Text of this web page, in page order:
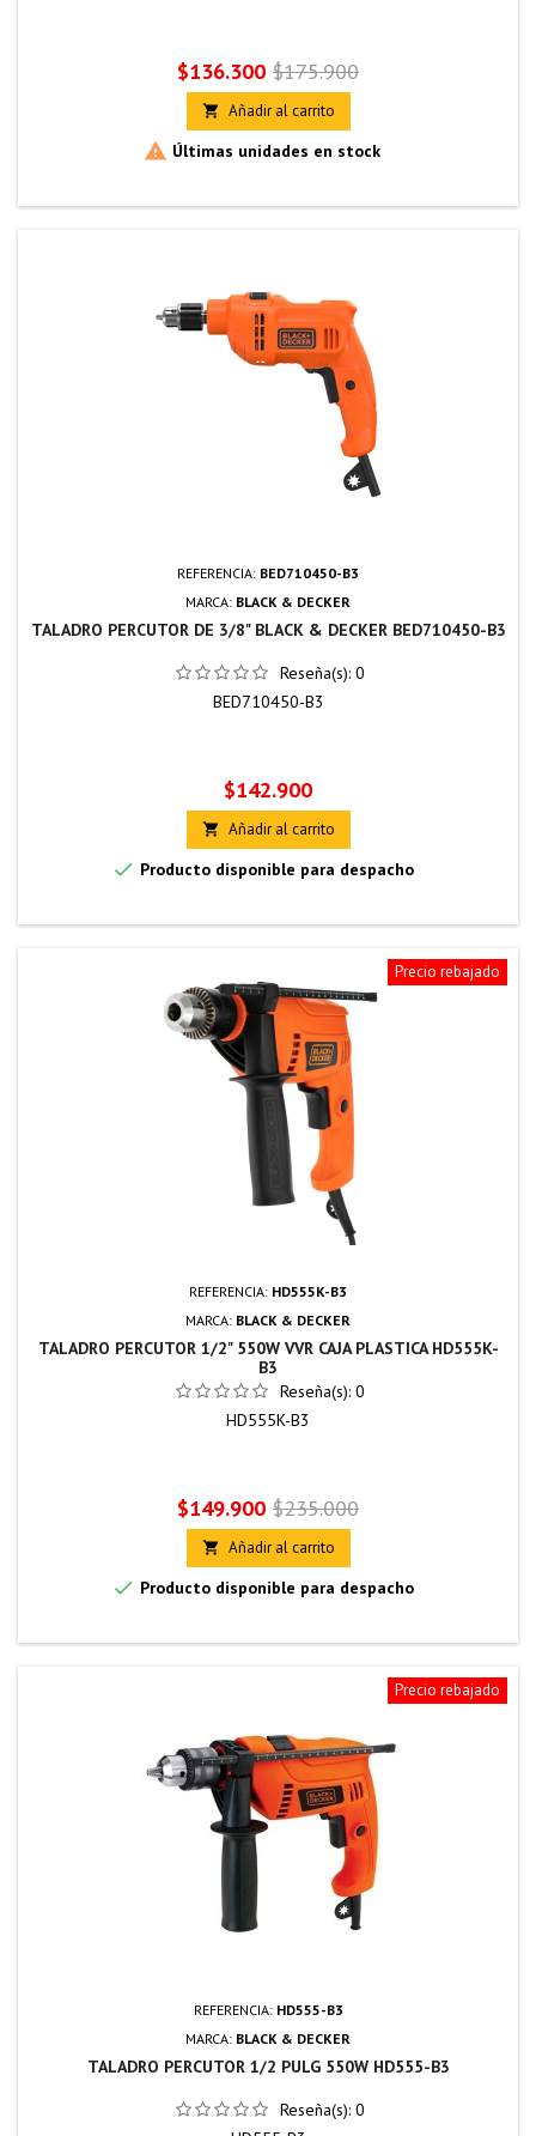
Precio
$136.300 Precio
base
$175.900
 Añadir al carrito
 Últimas unidades en stock
REFERENCIA: BED710450-B3
MARCA: BLACK & DECKER
TALADRO PERCUTOR DE 3/8" BLACK & DECKER BED710450-B3
Reseña(s): 0
BED710450-B3
Precio
$142.900
 Añadir al carrito
 Producto disponible para despacho
Precio rebajado
REFERENCIA: HD555K-B3
MARCA: BLACK & DECKER
TALADRO PERCUTOR 1/2" 550W VVR CAJA PLASTICA HD555K-
B3
Reseña(s): 0
HD555K-B3
Precio
$149.900 Precio
base
$235.000
 Añadir al carrito
 Producto disponible para despacho
Precio rebajado
REFERENCIA: HD555-B3
MARCA: BLACK & DECKER
TALADRO PERCUTOR 1/2 PULG 550W HD555-B3
Reseña(s): 0